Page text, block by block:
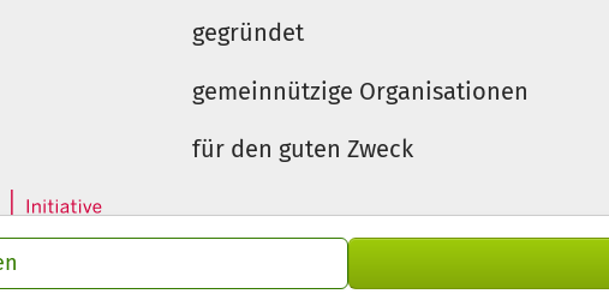
Eröffnung des Dirtparks
gegründet
gemeinnützige Organisationen
für den guten Zweck